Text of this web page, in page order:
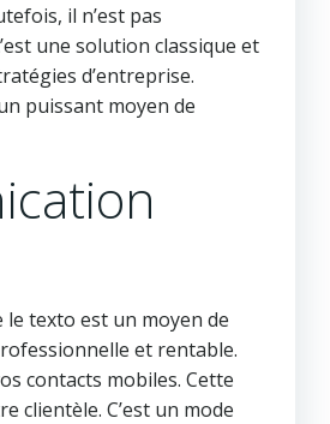
il n’est pas
une solution classique et
d’entreprise.
puissant moyen de
le texto est un moyen de
et rentable.
contacts mobiles. Cette
clientèle. C’est un mode